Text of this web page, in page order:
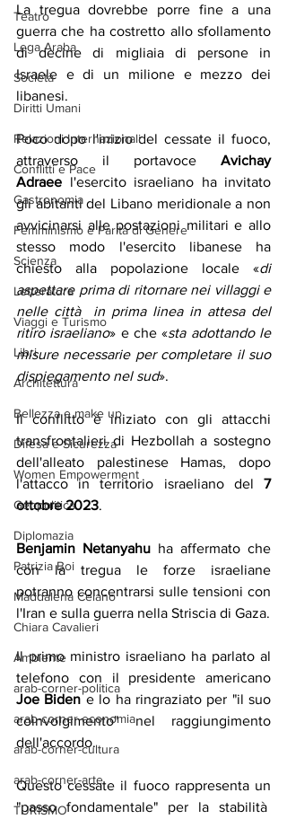
Teatro
Lega Araba
Società
Diritti Umani
Relazioni Internazionali
Conflitti e Pace
Gastronomia
Femminismo e Parità di Genere
Scienza
Letteratura
Viaggi e Turismo
Libri
Architettura
Bellezza e make up
Difesa e Sicurezza
Women Empowerment
Geopolitica
Diplomazia
Patrizia Boi
Maddalena Celano
Chiara Cavalieri
Ambiente
arab-corner-politica
arab-corner-economia
arab-corner-cultura
arab-corner-arte
TURISMO
La tregua dovrebbe porre fine a una
guerra che ha costretto allo sfollamento
di decine di migliaia di persone in
Israele e di un milione e mezzo dei
libanesi.
Poco dopo l'inizio del cessate il fuoco,
attraverso il portavoce Avichay
Adraee l'esercito israeliano ha invitato
gli abitanti del Libano meridionale a non
avvicinarsi alle postazioni militari e allo
stesso modo l'esercito libanese ha
chiesto alla popolazione locale «di
aspettare prima di ritornare nei villaggi e
nelle città  in prima linea in attesa del
ritiro israeliano» e che «sta adottando le
misure necessarie per completare il suo
dispiegamento nel sud».
Il conflitto è iniziato con gli attacchi
transfrontalieri di Hezbollah a sostegno
dell'alleato palestinese Hamas, dopo
l'attacco in territorio israeliano del 7
ottobre 2023.
Benjamin Netanyahu ha affermato che
con la tregua le forze israeliane
potranno concentrarsi sulle tensioni con
l'Iran e sulla guerra nella Striscia di Gaza.
Il primo ministro israeliano ha parlato al
Joe Biden e lo ha ringraziato per "il suo
coinvolgimento" nel raggiungimento
dell'accordo.
Questo cessate il fuoco rappresenta un
"passo fondamentale" per la stabilità